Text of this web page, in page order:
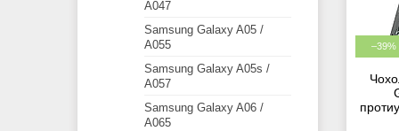
–39%
A047
Samsung Galaxy A05 /
A055
Samsung Galaxy A05s /
A057
Samsung Galaxy A06 /
A065